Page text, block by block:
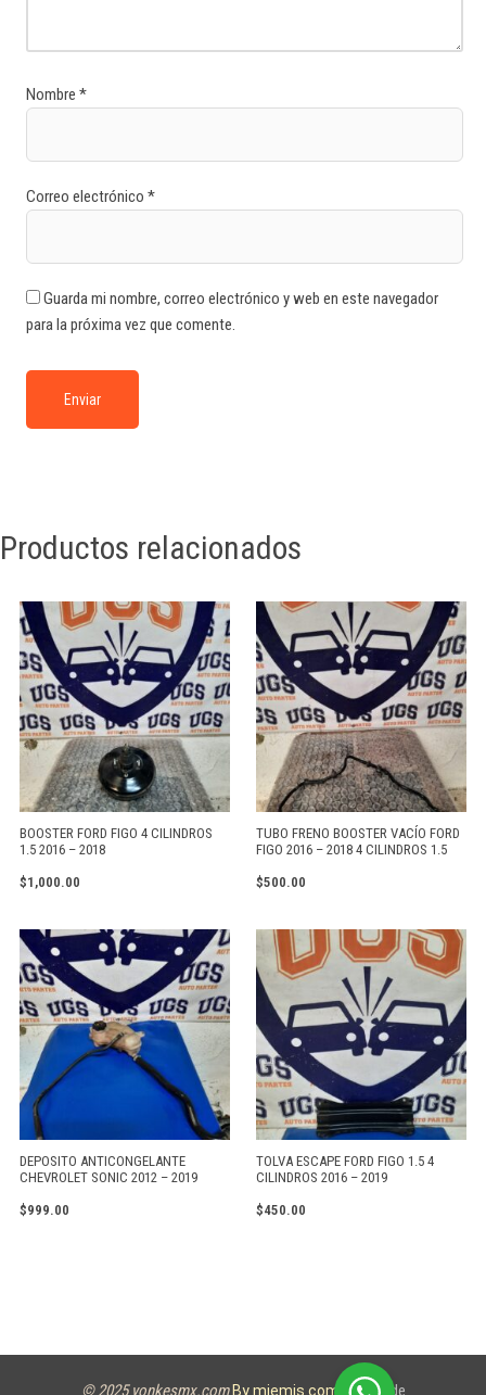
Nombre *
Correo electrónico *
Guarda mi nombre, correo electrónico y web en este navegador
para la próxima vez que comente.
Productos relacionados
BOOSTER FORD FIGO 4 CILINDROS
1.5 2016 – 2018
$1,000.00
TUBO FRENO BOOSTER VACÍO FORD
FIGO 2016 – 2018 4 CILINDROS 1.5
$500.00
DEPOSITO ANTICONGELANTE
CHEVROLET SONIC 2012 – 2019
$999.00
TOLVA ESCAPE FORD FIGO 1.5 4
CILINDROS 2016 – 2019
$450.00
© 2025 yonkesmx.com By miemis.com Aviso de